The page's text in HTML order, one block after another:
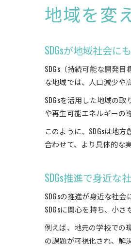
地域を変
SDGsが地域社会に
SDGs（持続可能な開発
な地域では、人口減少や
SDGsを活用した地域の
や再生可能エネルギーの
このように、SDGsは地
合わせて、より具体的な
SDGs推進で身近な
SDGsの推進が身近な社
SDGsに関心を持ち、小
例えば、地元の学校での
の課題が可視化され、解